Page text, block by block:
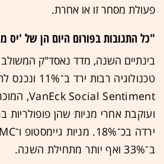
פעולת מסחר זו או אחרת.
"כל התגובות בפורום היום הן של 'יס
בינתיים השנה, מדד נאסד"ק המשולב
טכנולוגיה ר
בות ירד
ועוקבת אחרי מניות שהן פופולריות
ב־33% ואף יותר מתחילת השנה.